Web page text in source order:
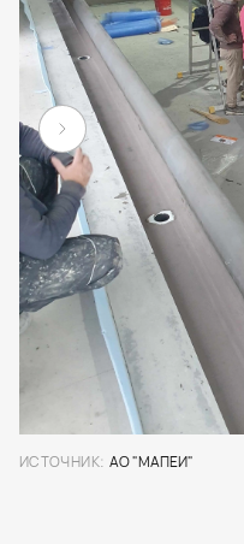
ИСТОЧНИК: АО "МАПЕИ"